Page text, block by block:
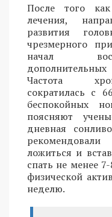
После того
лечения,
развития
чрезмерного
начал
Частота
сократилась с
беспокойных
поясняют
дневная
ложиться и
спать не менее
физической
неделю.